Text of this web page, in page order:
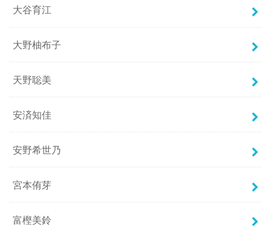
大谷育江
大野柚布子
天野聡美
安済知佳
安野希世乃
宮本侑芽
富樫美鈴